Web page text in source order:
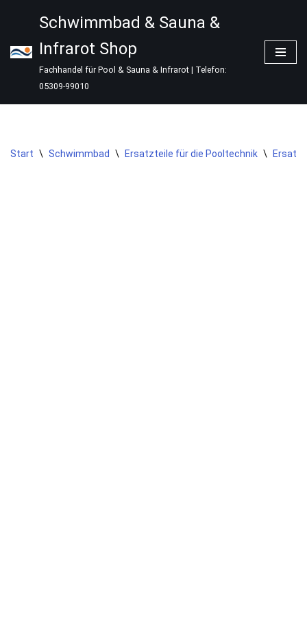
Inhalt
springen
Schwimmbad & Sauna &
Infrarot Shop
Fachhandel für Pool & Sauna & Infrarot | Telefon:
05309-99010
Start \ Schwimmbad \ Ersatzteile für die Pooltechnik \